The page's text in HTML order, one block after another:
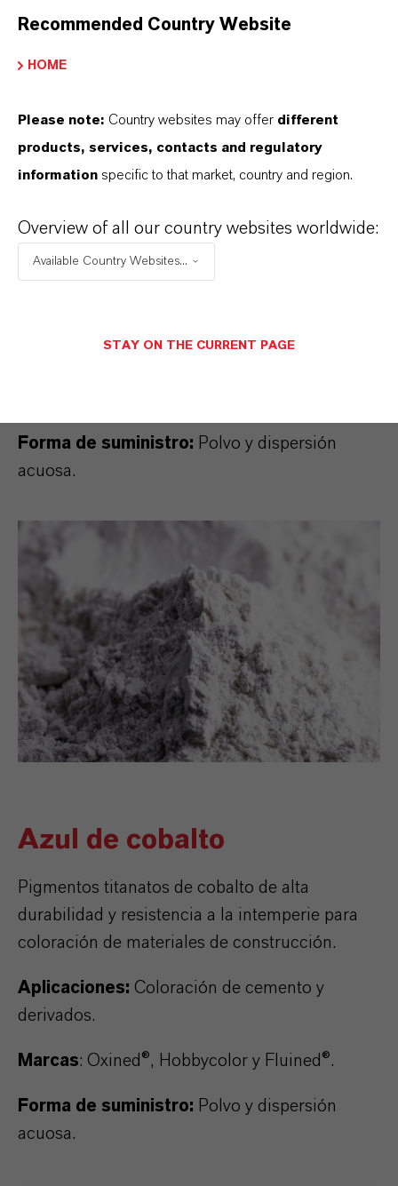
de derivados de cemento. Nuestras soluciones
de dióxido de titanio, diseñadas para ofrecer la
proporcionan resultados brillantes y duraderos,
cumpliendo rigurosas normas de calidad.
Comprometidos tanto con el rendimiento como
ofrecemos pigmentos de TiO₂ versátiles y de
alta calidad .
Forma de suministro: Polvo y dispersión
acuosa.
Azul de cobalto
Pigmentos titanatos de cobalto de alta
durabilidad y resistencia a la intemperie para
coloración de materiales de construcción.
Aplicaciones: Coloración de cemento y
derivados.
Marcas: Oxined®, Hobbycolor y Fluined®.
Forma de suministro: Polvo y dispersión
acuosa.
Recommended Country Website
HOME
Please note: Country websites may offer different
products, services, contacts and regulatory
information specific to that market, country and region.
Overview of all our country websites worldwide:
Available Country Websites...
STAY ON THE CURRENT PAGE